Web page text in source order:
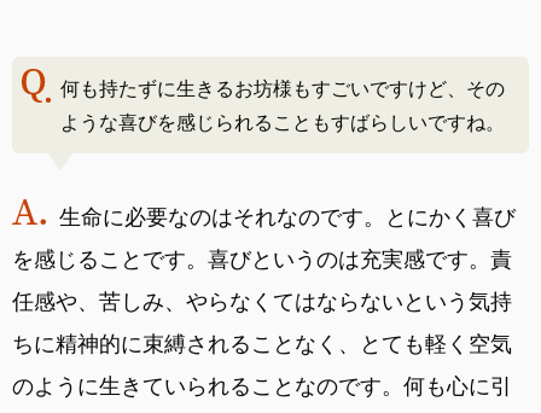
何も持たずに生きるお坊様もすごいですけど、その
ような喜びを感じられることもすばらしいですね。
生命に必要なのはそれなのです。とにかく喜び
を感じることです。喜びというのは充実感です。責
任感や、苦しみ、やらなくてはならないという気持
ちに精神的に束縛されることなく、とても軽く空気
のように生きていられることなのです。何も心に引